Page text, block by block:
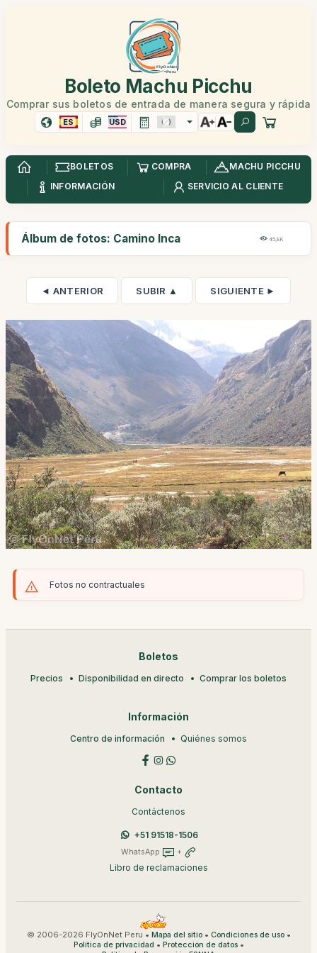
Boleto Machu Picchu
Comprar sus boletos de entrada de manera segura y rápida
ES USD
BOLETOS COMPRA
MACHU PICCHU
INFORMACIÓN
SERVICIO AL CLIENTE
Álbum de fotos: Camino Inca 45,8K
◄ ANTERIOR SUBIR ▲ SIGUIENTE ►
Fotos no contractuales
Boletos
Precios Disponibilidad en directo Comprar los boletos
Información
Centro de información Quiénes somos
Contacto
Contáctenos
+51 91518-1506
WhatsApp +
Libro de reclamaciones
© 2006-2026 FlyOnNet Peru • Mapa del sitio• Condiciones de uso•
Política de privacidad • Protección de datos•